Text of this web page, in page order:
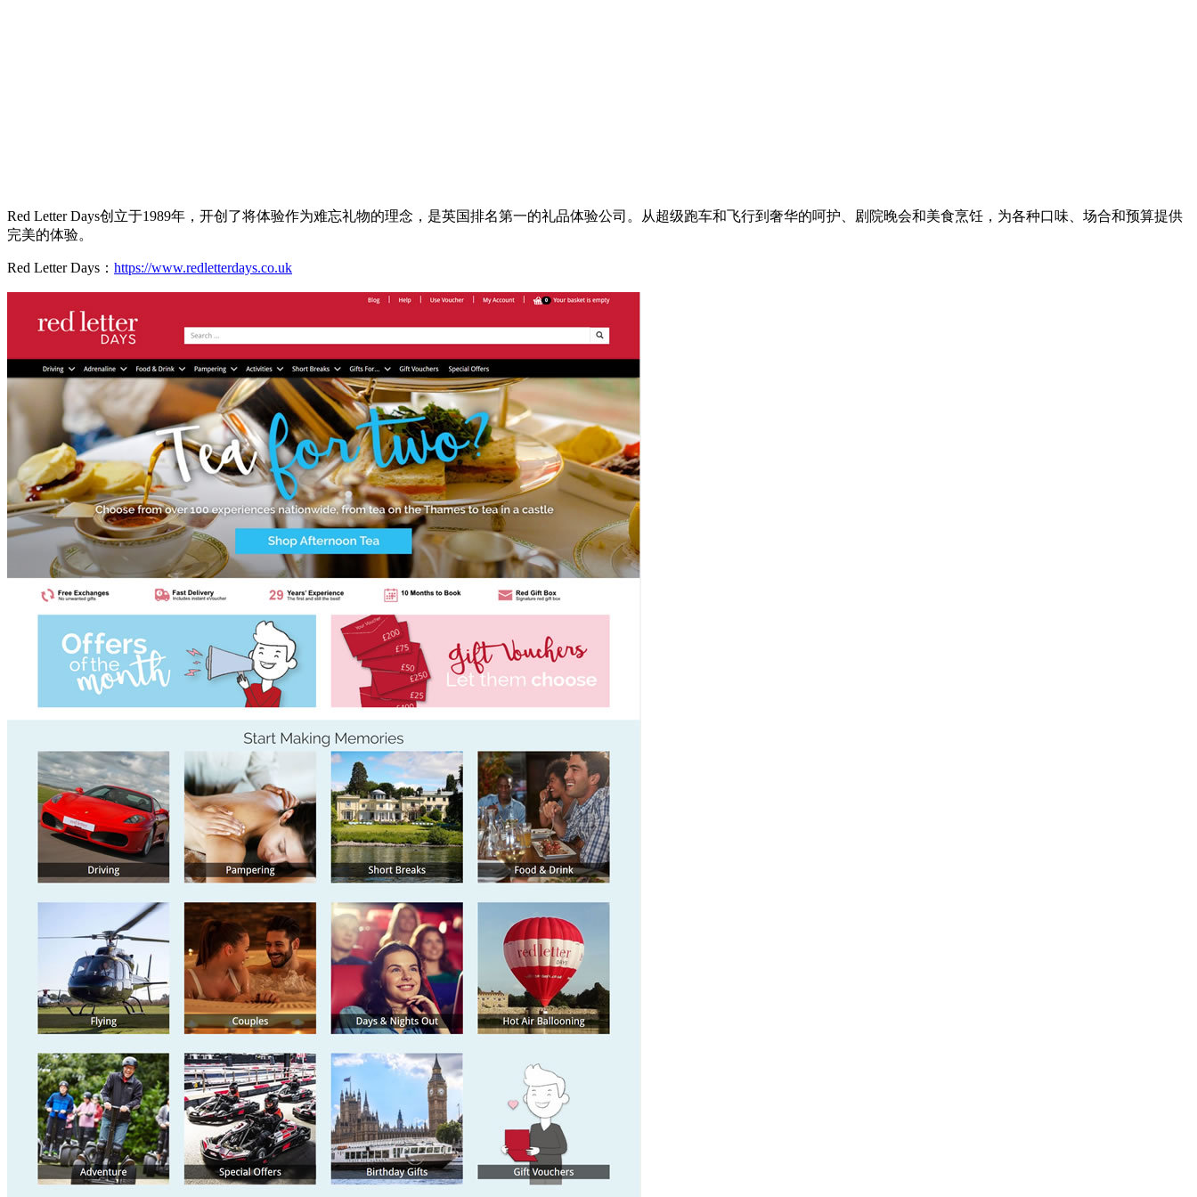
Red Letter Days创立于1989年，开创了将体验作为难忘礼物的理念，是英国排名第一的礼品体验公司。从超级跑车和飞行到奢华的呵护、剧院晚会和美食烹饪，为各种口味、场合和预算提供
完美的体验。
Red Letter Days： https://www.redletterdays.co.uk